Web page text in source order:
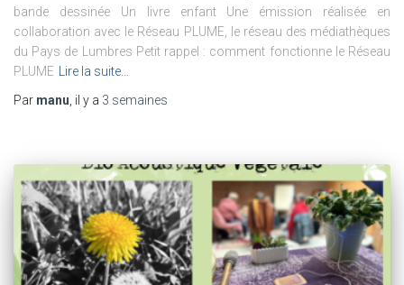
bande dessinée Un livre enfant Une émission réalisée en
collaboration avec le Réseau PLUME, le réseau des médiathèques
du Pays de Lumbres Petit rappel : comment fonctionne le Réseau
PLUME
Lire la suite…
Par manu , il y a 3 semaines